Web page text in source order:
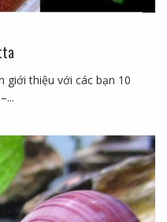
giới thiệu với các bạn 10